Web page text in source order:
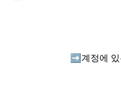
➡️ 계정에